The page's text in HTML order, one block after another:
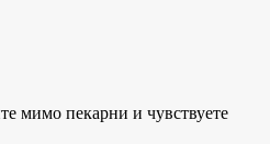
мимо пекарни и чувствуете